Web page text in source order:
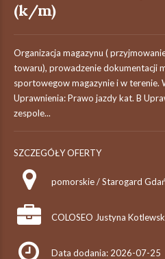
(k/m)
Organizacja magazynu (
towaru), prowadzenie dokumentacji
sportowegow magazynie i w terenie.
Uprawnienia: Prawo jazdy kat. B
zespole...
SZCZEGÓŁY OFERTY
pomorskie / Starogard
COLOSEO Justyna
Data dodania: 2026-07-25